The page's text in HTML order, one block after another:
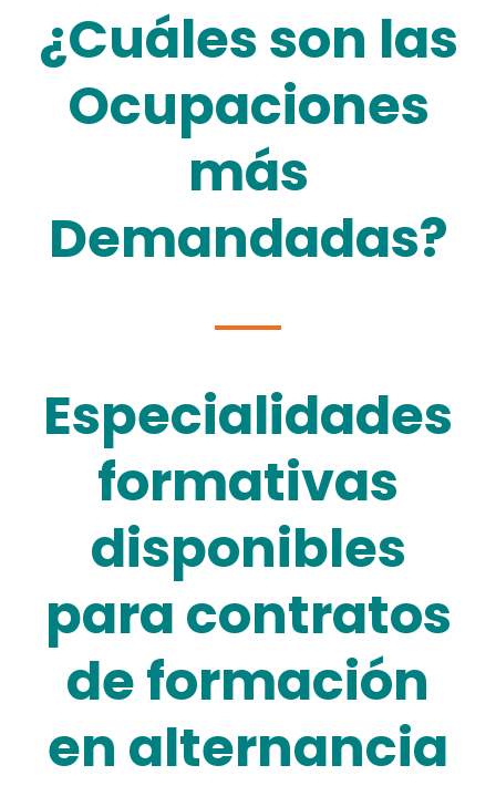
¿Cuáles son las
Ocupaciones
más
Demandadas?
Especialidades
formativas
disponibles
para contratos
de formación
en alternancia